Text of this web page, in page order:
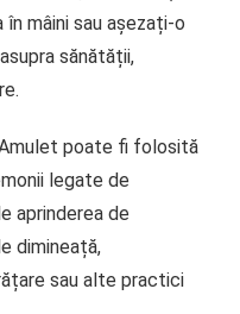
mâini sau așezați-o
sănătății,
poate fi folosită
legate de
aprinderea de
dimineață,
sau alte practici